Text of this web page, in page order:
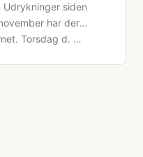
siden
har der
Torsdag d. …